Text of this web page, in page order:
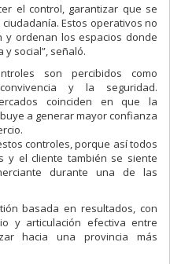
el control, garantizar que se
Estos operativos no
y ordenan los espacios donde
social”, señaló.
son percibidos como
y la seguridad.
coinciden en que la
a generar mayor confianza
controles, porque así todos
y el cliente también se siente
durante una de las
basada en resultados, con
y articulación efectiva entre
hacia una provincia más